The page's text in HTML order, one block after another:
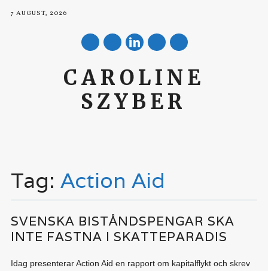
7 AUGUST, 2026
mail
CAROLINE
SZYBER
Tag: Action Aid
SVENSKA BISTÅNDSPENGAR SKA
INTE FASTNA I SKATTEPARADIS
Idag presenterar Action Aid en rapport om kapitalflykt och skrev